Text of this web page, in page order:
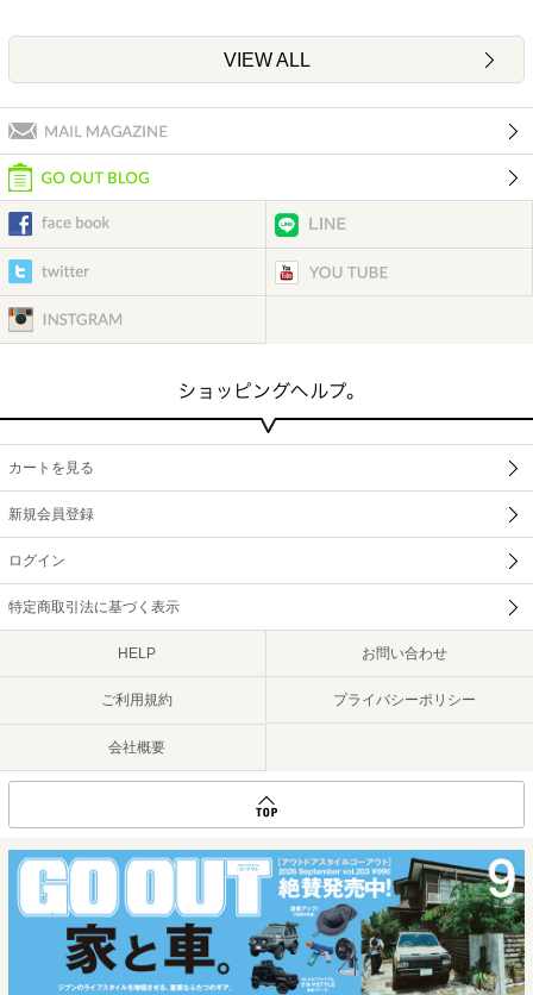
VIEW ALL
カートを見る
新規会員登録
ログイン
特定商取引法に基づく表示
HELP お問い合わせ
ご利用規約 プライバシーポリシー
会社概要